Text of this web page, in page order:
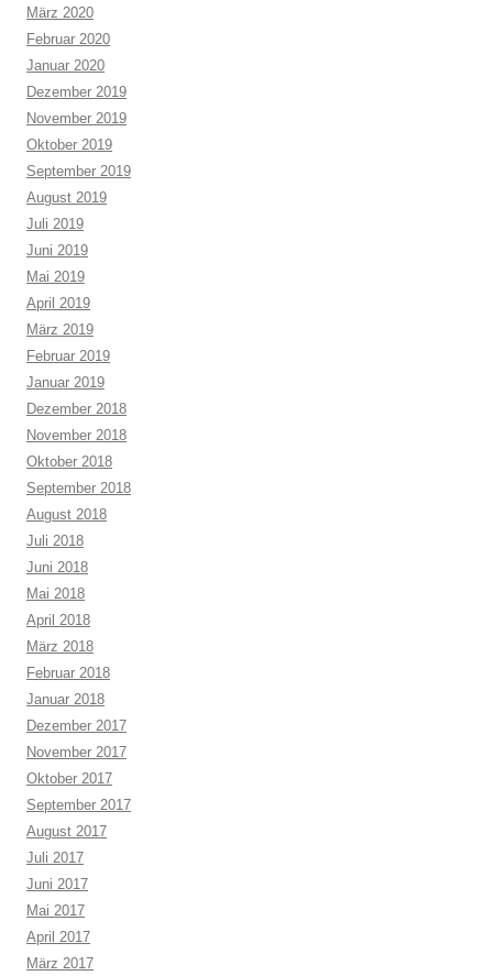
März 2020
Februar 2020
Januar 2020
Dezember 2019
November 2019
Oktober 2019
September 2019
August 2019
Juli 2019
Juni 2019
Mai 2019
April 2019
März 2019
Februar 2019
Januar 2019
Dezember 2018
November 2018
Oktober 2018
September 2018
August 2018
Juli 2018
Juni 2018
Mai 2018
April 2018
März 2018
Februar 2018
Januar 2018
Dezember 2017
November 2017
Oktober 2017
September 2017
August 2017
Juli 2017
Juni 2017
Mai 2017
April 2017
März 2017